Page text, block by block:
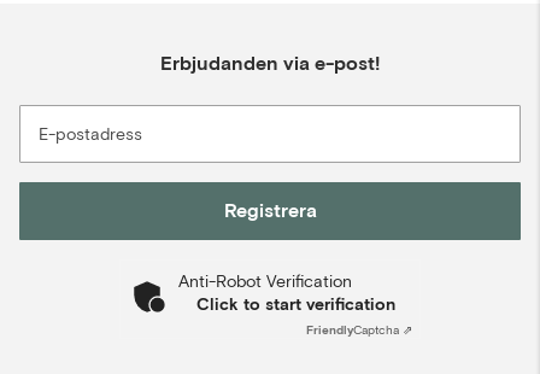
Erbjudanden via e-post!
E-postadress
Registrera
Anti-Robot Verification
Click to start verification
FriendlyCaptcha ⇗